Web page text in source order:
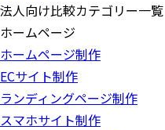
法人向け比較カテゴリー一覧
ホームページ
ホームページ制作
ECサイト制作
ランディングページ制作
スマホサイト制作